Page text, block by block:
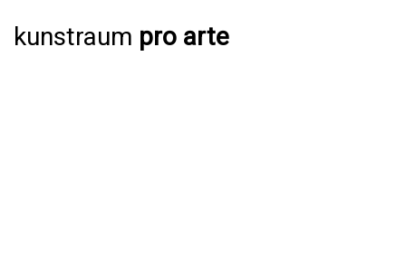
kunstraum pro arte